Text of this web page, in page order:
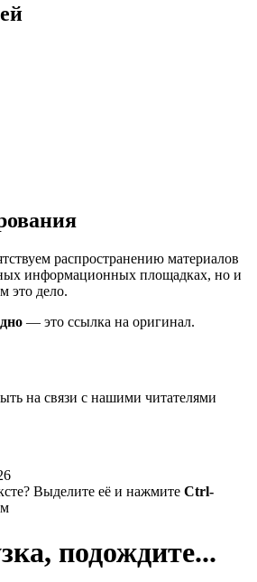
распространению материалов
информационных площадках, но и
это дело.
— это ссылка на оригинал.
на связи с нашими читателями
Выделите её и нажмите Ctrl-
подождите...